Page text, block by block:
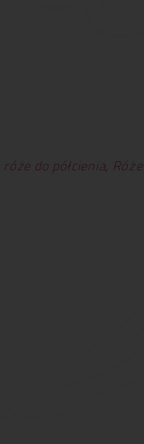
róże do półcienia, Róże